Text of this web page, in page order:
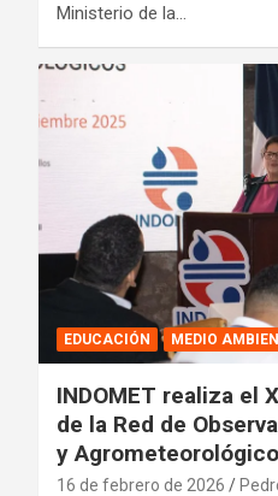
Ministerio de la…
EDUCACIÓN MEDIO
INDOMET realiza el
de la Red de
y
16 de febrero de 2026